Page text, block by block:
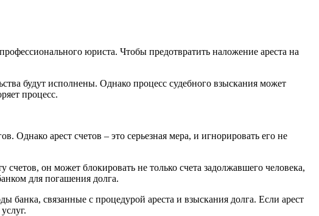
юриста. Чтобы предотвратить наложение ареста на
будут исполнены. Однако процесс судебного взыскания может
процесс.
арест счетов – это серьезная мера, и игнорировать его не
он может блокировать не только счета задолжавшего человека,
для погашения долга.
банка, связанные с процедурой ареста и взыскания долга. Если арест